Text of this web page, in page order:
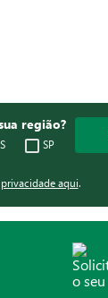
região?
SP
aqui.